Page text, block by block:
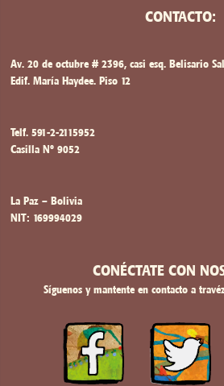
CONTACTO:
Av. 20 de octubre # 2396, casi esq. Belisario
Edif. María Haydee. Piso 12
Telf. 591-2-2115952
Casilla Nº 9052
La Paz – Bolivia
NIT: 169994029
CONÉCTATE CON
Síguenos y mantente en contacto a